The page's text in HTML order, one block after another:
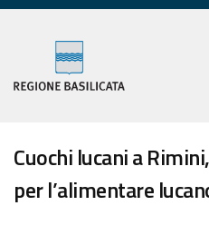
Cuochi lucani a
per l’alimentare